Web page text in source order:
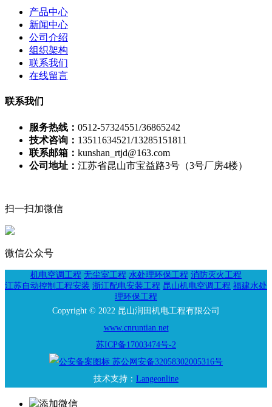
产品中心
新闻中心
公司介绍
组织架构
联系我们
在线留言
联系我们
服务热线： 0512-57324551/36865242
技术咨询： 13511634521/13285151811
联系邮箱： kunshan_rtjd@163.com
公司地址： 江苏省昆山市宝益路3号（3号厂房4楼）
扫一扫加微信
微信公众号
机电空调工程 无尘室工程 水处理环保工程 消防灭火工程
江苏自动控制工程安装 浙江配电安装工程 昆山机电空调工程 福建水处
理环保工程
Copyright © 2022 昆山润田机电工程有限公司
www.cnruntian.net
苏ICP备17003474号-2
苏公网安备32058302005316号
技术支持： Langeonline
添加微信